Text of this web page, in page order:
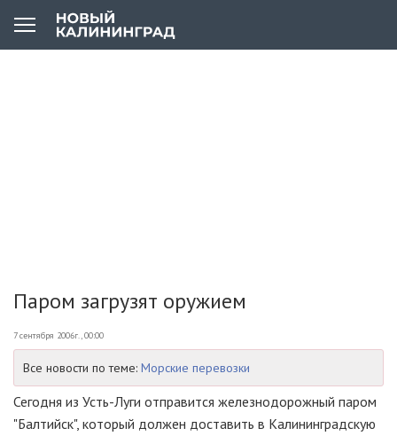
Паром загрузят оружием
7 сентября 2006г., 00:00
Все новости по теме: Морские перевозки
Сегодня из Усть-Луги отправится железнодорожный паром
"Балтийск", который должен доставить в Калининградскую